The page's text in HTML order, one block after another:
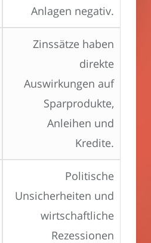
Anlagen negativ.
Zinssätze haben
direkte
Auswirkungen auf
Sparprodukte,
Anleihen und
Kredite.
Politische
Unsicherheiten und
wirtschaftliche
Rezessionen